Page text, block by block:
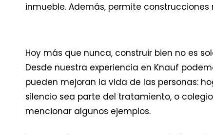
inmueble. Además, permite
Hoy más que nunca, construir bien no es
Desde nuestra experiencia en Knauf
pueden mejoran la vida de las personas:
silencio sea parte del tratamiento, o
mencionar algunos ejemplos.